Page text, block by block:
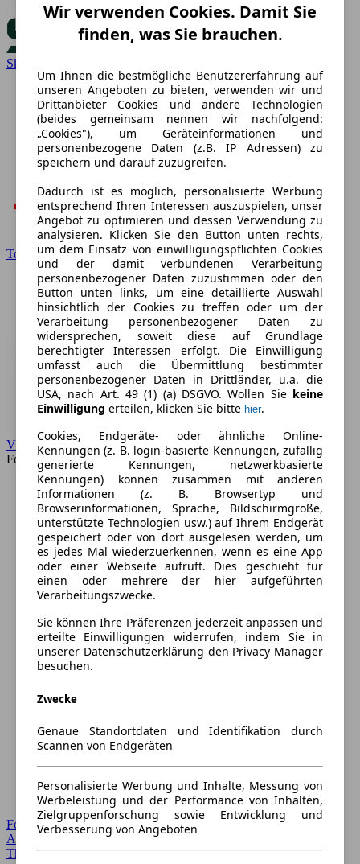
Skoda
Toyota
VW
Forum
Forum Startseite
Alle Auto-Foren
Themen-Forum
Wir verwenden Cookies. Damit Sie
finden, was Sie brauchen.
Um Ihnen die bestmögliche Benutzererfahrung auf
unseren Angeboten zu bieten, verwenden wir und
Drittanbieter Cookies und andere Technologien
(beides gemeinsam nennen wir nachfolgend:
„Cookies"), um Geräteinformationen und
personenbezogene Daten (z.B. IP Adressen) zu
speichern und darauf zuzugreifen.
Dadurch ist es möglich, personalisierte Werbung
entsprechend Ihren Interessen auszuspielen, unser
Angebot zu optimieren und dessen Verwendung zu
analysieren. Klicken Sie den Button unten rechts,
um dem Einsatz von einwilligungspflichten Cookies
und der damit verbundenen Verarbeitung
personenbezogener Daten zuzustimmen oder den
Button unten links, um eine detaillierte Auswahl
hinsichtlich der Cookies zu treffen oder um der
Verarbeitung personenbezogener Daten zu
widersprechen, soweit diese auf Grundlage
berechtigter Interessen erfolgt. Die Einwilligung
umfasst auch die Übermittlung bestimmter
personenbezogener Daten in Drittländer, u.a. die
USA, nach Art. 49 (1) (a) DSGVO. Wollen Sie keine
Einwilligung erteilen, klicken Sie bitte hier.
Cookies, Endgeräte- oder ähnliche Online-
Kennungen (z. B. login-basierte Kennungen, zufällig
generierte Kennungen, netzwerkbasierte
Kennungen) können zusammen mit anderen
Informationen (z. B. Browsertyp und
Browserinformationen, Sprache, Bildschirmgröße,
unterstützte Technologien usw.) auf Ihrem Endgerät
gespeichert oder von dort ausgelesen werden, um
es jedes Mal wiederzuerkennen, wenn es eine App
oder einer Webseite aufruft. Dies geschieht für
einen oder mehrere der hier aufgeführten
Verarbeitungszwecke.
Sie können Ihre Präferenzen jederzeit anpassen und
erteilte Einwilligungen widerrufen, indem Sie in
unserer Datenschutzerklärung den Privacy Manager
besuchen.
Zwecke
Genaue Standortdaten und Identifikation durch
Scannen von Endgeräten
Personalisierte Werbung und Inhalte, Messung von
Werbeleistung und der Performance von Inhalten,
Zielgruppenforschung sowie Entwicklung und
Verbesserung von Angeboten